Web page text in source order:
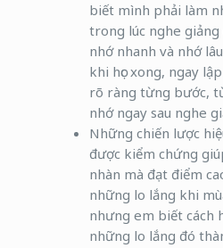
biết mình phải làm
trong lúc nghe giảng
nhớ nhanh và nhớ
khi học xong, ngay
rõ ràng từng bước,
nhớ ngay sau nghe
Những chiến lược
được kiểm chứng
nhàn mà đạt điểm
những lo lắng khi
nhưng em biết cách
những lo lắng đó